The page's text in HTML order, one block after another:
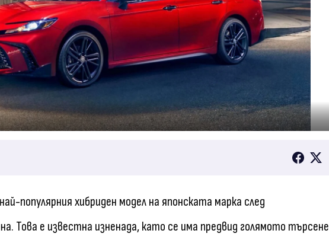
популярния хибриден модел на японската марка след
Това е известна изненада, като се има предвид голямото търсене